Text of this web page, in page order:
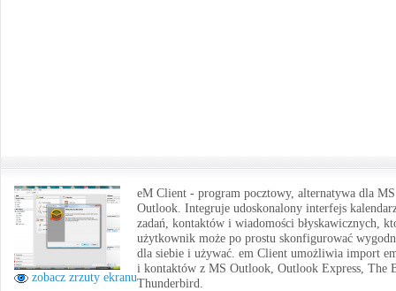
zobacz zrzuty ekranu
eM Client - program pocztowy, alternatywa dla MS
Outlook. Integruje udoskonalony interfejs
zadań, kontaktów i wiadomości błyskawicznych,
użytkownik może po prostu skonfigurować
dla siebie i używać. em Client umożliwia import
i kontaktów z MS Outlook, Outlook Express, The
Thunderbird.